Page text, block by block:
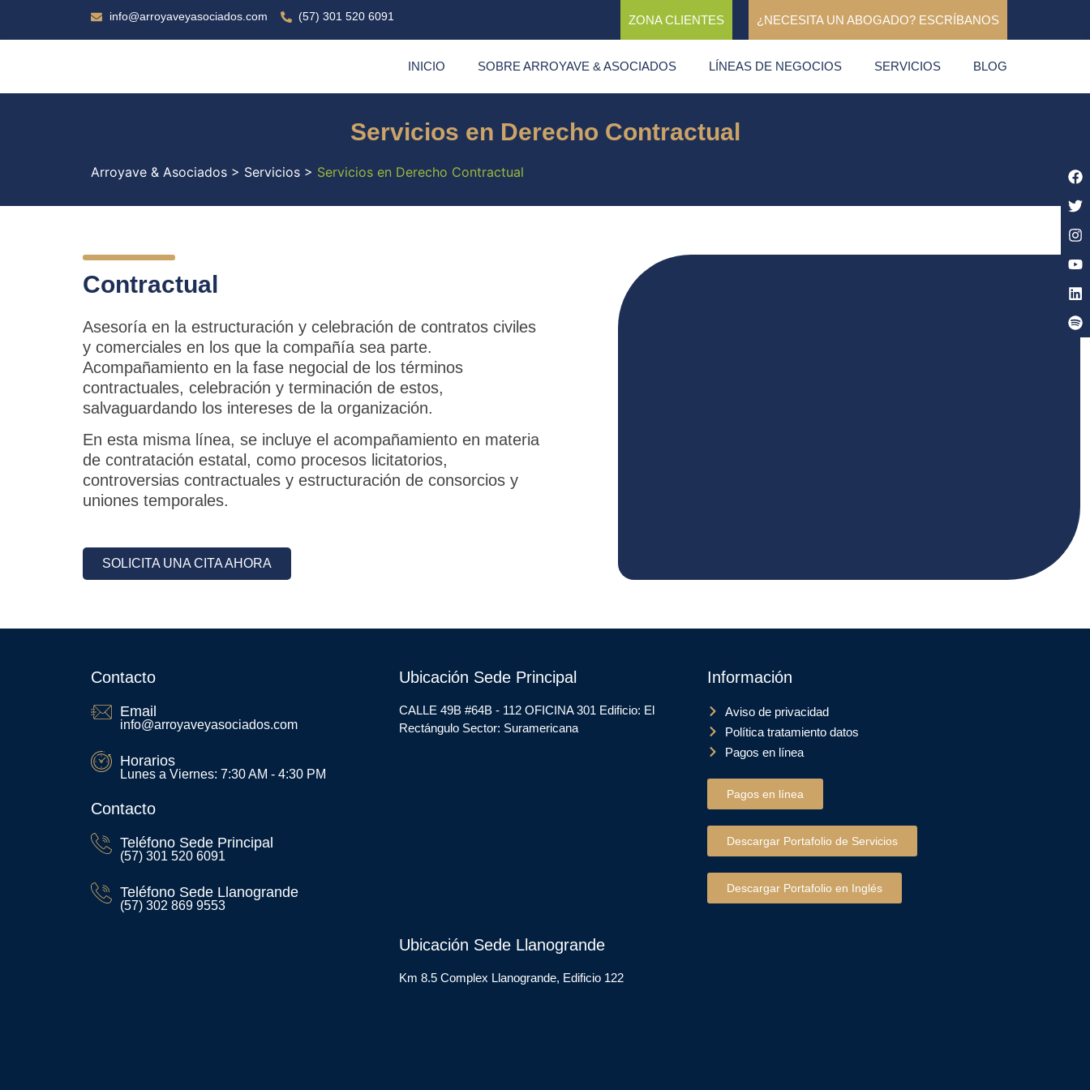
info@arroyaveyasociados.com (57) 301 520 6091 ZONA CLIENTES ¿NECESITA UN ABOGADO? ESCRÍBANOS
INICIO SOBRE ARROYAVE & ASOCIADOS LÍNEAS DE NEGOCIOS SERVICIOS BLOG
Servicios en Derecho Contractual
Arroyave & Asociados > Servicios > Servicios en Derecho Contractual
Contractual
Asesoría en la estructuración y celebración de contratos civiles
y comerciales en los que la compañía sea parte.
Acompañamiento en la fase negocial de los términos
contractuales, celebración y terminación de estos,
salvaguardando los intereses de la organización.
En esta misma línea, se incluye el acompañamiento en materia
de contratación estatal, como procesos licitatorios,
controversias contractuales y estructuración de consorcios y
uniones temporales.
SOLICITA UNA CITA AHORA
Contacto
Email
info@arroyaveyasociados.com
Horarios
Lunes a Viernes: 7:30 AM - 4:30 PM
Contacto
Teléfono Sede Principal
(57) 301 520 6091
Teléfono Sede Llanogrande
(57) 302 869 9553
Ubicación Sede Principal
CALLE 49B #64B - 112 OFICINA 301 Edificio: El
Rectángulo Sector: Suramericana
Ubicación Sede Llanogrande
Km 8.5 Complex Llanogrande, Edificio 122
Información
Aviso de privacidad
Política tratamiento datos
Pagos en línea
Pagos en línea
Descargar Portafolio de Servicios
Descargar Portafolio en Inglés